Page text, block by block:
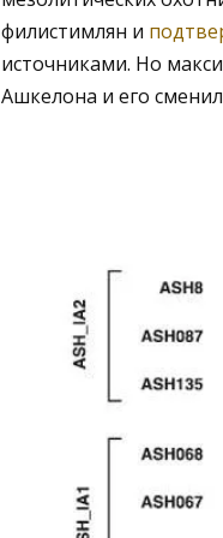
филистимлян и
источниками. Но
Ашкелона и его